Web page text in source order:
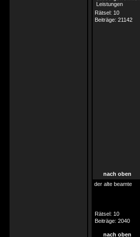
Rätsel: 10
Beiträge: 21142
nach oben
der alte beamte
Rätsel: 10
Beiträge: 2040
nach oben